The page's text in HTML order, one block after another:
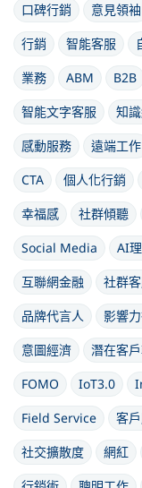
口碑行銷
意見領袖
行銷
智能客服
業務
ABM B2B
智能文字客服
知
感動服務
遠端工作
CTA
個人化行銷
幸福感
社群傾聽
Social Media
AI
互聯網金融
社群
品牌代言人
影響
意圖經濟
潛在客
FOMO
IoT3.0
Field Service
客
社交擴散度
網紅